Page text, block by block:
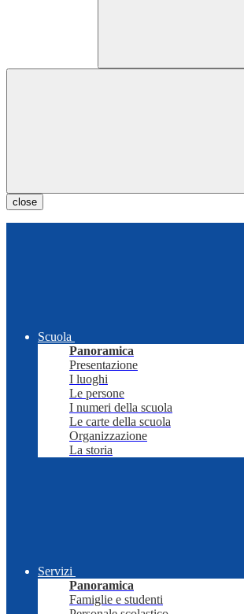
close
Scuola
Panoramica
Presentazione
I luoghi
Le persone
I numeri della scuola
Le carte della scuola
Organizzazione
La storia
Servizi
Panoramica
Famiglie e studenti